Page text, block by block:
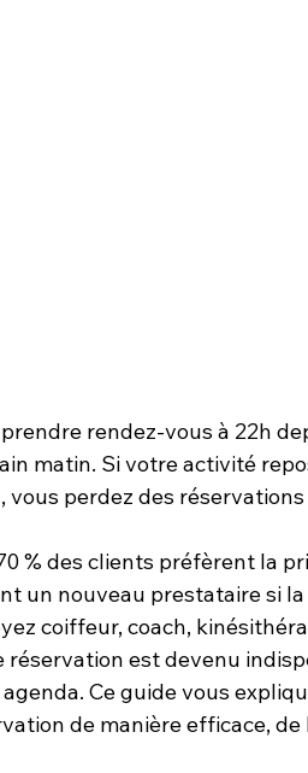
rendez-vous à 22h
matin. Si votre activité
vous perdez des
% des clients préfèrent la
un nouveau prestataire si
coiffeur, coach,
réservation est devenu
Ce guide vous
de manière efficace,